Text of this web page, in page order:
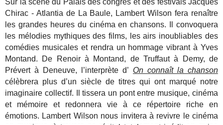
Chirac - Atlantia de La Baule, Lambert Wilson fera renaître
les grandes heures du cinéma en chansons. Il convoquera
les mélodies mythiques des films, les airs inoubliables des
comédies musicales et rendra un hommage vibrant à Yves
Montand. De Renoir à Montand, de Truffaut à Demy, de
Prévert à Deneuve, l’interprète d’ On connaît la chanson
célèbrera plus d’un siècle de titres qui ont marqué notre
imaginaire collectif. Il tissera un pont entre musique, cinéma
et mémoire et redonnera vie à ce répertoire riche en
émotions. Lambert Wilson nous invitera à revivre le cinéma